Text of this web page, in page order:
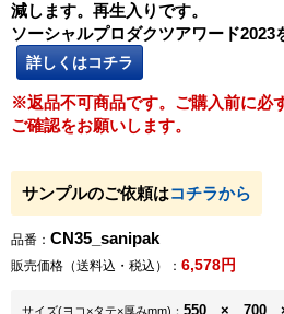
減します。再生入りです。
ソーシャルプロダクツアワード2023
詳しくはコチラ
※返品不可商品です。ご購入前に必
ご確認をお願いします。
サンプルのご依頼はコチラから
品番： CN35_sanipak
販売価格（送料込・税込）： 6,578円
サイズ(ヨコ×タテ×厚みmm) ： 550 × 700